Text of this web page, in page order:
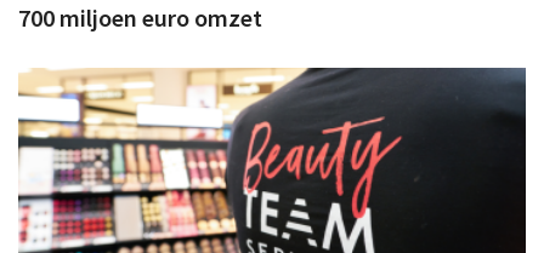
700 miljoen euro omzet